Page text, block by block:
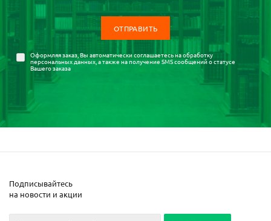
Оформляя заказ, Вы автоматически соглашаетесь наобработку
персональных данных, а также на получение SMS сообщений о статусе
Вашего заказа
Подписывайтесь
на новости и акции